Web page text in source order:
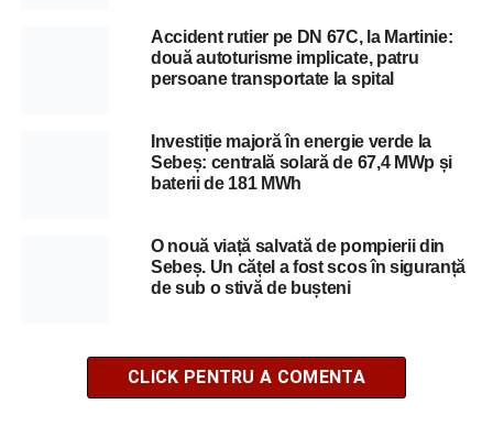
Accident rutier pe DN 67C, la Martinie:
două autoturisme implicate, patru
persoane transportate la spital
Investiție majoră în energie verde la
Sebeș: centrală solară de 67,4 MWp și
baterii de 181 MWh
O nouă viață salvată de pompierii din
Sebeș. Un cățel a fost scos în siguranță
de sub o stivă de bușteni
CLICK PENTRU A COMENTA